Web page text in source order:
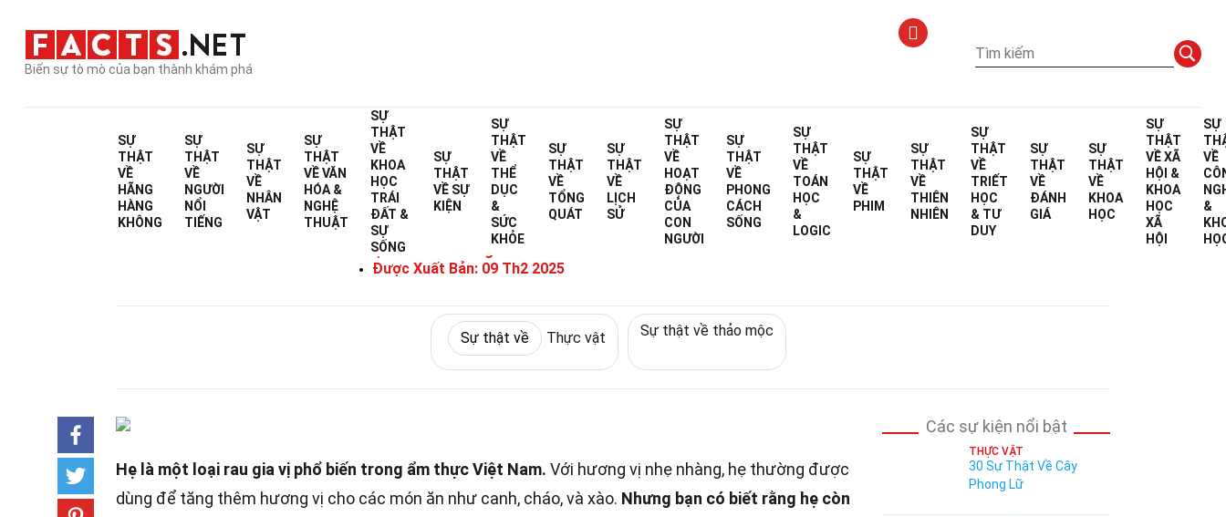
Biến sự tò mò của bạn thành khám phá
SỰ
THẬT
VỀ
HÃNG
HÀNG
KHÔNG
SỰ
THẬT
VỀ
NGƯỜI
NỔI
TIẾNG
SỰ
THẬT
VỀ
NHÂN
VẬT
SỰ
THẬT
VỀVĂN
HÓA &
NGHỆ
THUẬT
SỰ
THẬT
VỀ
KHOA
HỌC
TRÁI
ĐẤT &
SỰ
SỐNG
SỰ
THẬT
VỀ SỰ
KIỆN
SỰ
THẬT
VỀ
THỂ
DỤC
&
SỨC
KHỎE
SỰ
THẬT
VỀ
TỔNG
QUÁT
SỰ
THẬT
VỀ
LỊCH
SỬ
SỰ
THẬT
VỀ
HOẠT
ĐỘNG
CỦA
CON
NGƯỜI
SỰ
THẬT
VỀ
PHONG
CÁCH
SỐNG
SỰ
THẬT
VỀ
TOÁN
HỌC
&
LOGIC
SỰ
THẬT
VỀ
PHIM
SỰ
THẬT
VỀ
THIÊN
NHIÊN
SỰ
THẬT
VỀ
TRIẾT
HỌC
& TƯ
DUY
SỰ
THẬT
VỀ
ĐÁNH
GIÁ
SỰ
THẬT
VỀ
KHOA
HỌC
SỰ
THẬT
VỀXÃ
HỘI &
KHOA
HỌC
XÃ
HỘI
SỰ
VỀ
&
Sự thật về Sự thật về
36 Sự Thật Về Hẹ
Được Viết Bởi:
Được Xuất Bản: 09 Th2 2025
Đã được chuyên gia xác minhHướng dẫn biên tập
Sự thật về Thực vật Sự thật về thảo mộc
Hẹ là một loại rau gia vị phổ biến trong ẩm thực Việt Nam. Với hương vị nhẹ nhàng, hẹ thường được
dùng để tăng thêm hương vị cho các món ăn như canh, cháo, và xào. Nhưng bạn có biết rằng hẹ còn
Các sự kiện nổi bật
THỰC VẬT
30 Sự Thật Về Cây
Phong Lữ